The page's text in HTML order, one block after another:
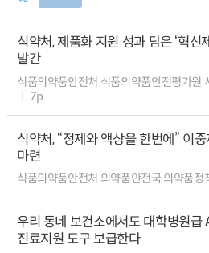
식약처, 제품화 지원 성과 담은 ‘혁신
발간
식품의약품안전처 식품의약품안전평가원
7p
식약처, “정제와 액상을 한번에” 이
마련
식품의약품안전처 의약품안전국 의약품정
우리 동네 보건소에서도 대학병원급
진료지원 도구 보급한다